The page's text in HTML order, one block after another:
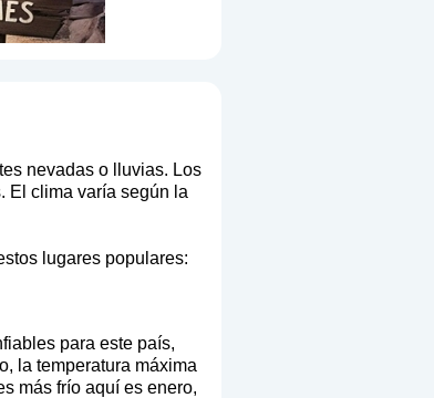
nevadas o lluvias. Los
El clima varía según la
lugares populares:
para este país,
la temperatura máxima
más frío aquí es enero,